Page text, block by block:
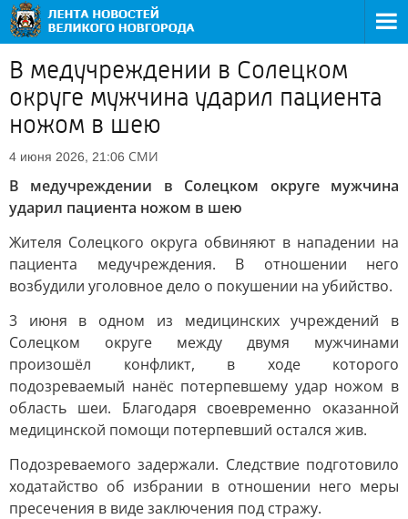
В медучреждении в Солецком
округе мужчина ударил пациента
ножом в шею
4 июня 2026, 21:06 СМИ
В медучреждении в Солецком округе мужчина
ударил пациента ножом в шею
Жителя Солецкого округа обвиняют в нападении на
пациента медучреждения. В отношении него
возбудили уголовное дело о покушении на убийство.
3 июня в одном из медицинских учреждений в
Солецком округе между двумя мужчинами
произошёл конфликт, в ходе которого
подозреваемый нанёс потерпевшему удар ножом в
область шеи. Благодаря своевременно оказанной
медицинской помощи потерпевший остался жив.
Подозреваемого задержали. Следствие подготовило
ходатайство об избрании в отношении него меры
пресечения в виде заключения под стражу.